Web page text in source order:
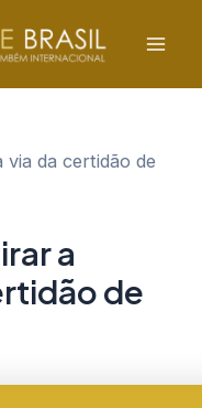
da certidão de
a
de